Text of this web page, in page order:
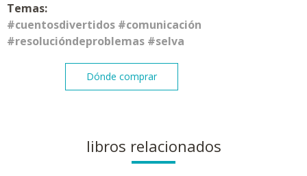
Temas:
#cuentosdivertidos #comunicación
#resolucióndeproblemas #selva
Dónde comprar
libros relacionados